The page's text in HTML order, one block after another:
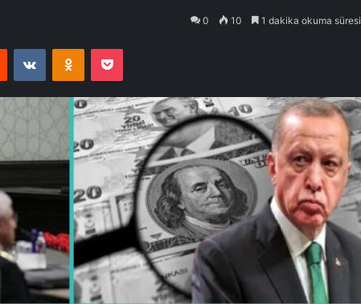
0 10 1 dakika okuma süresi
Reddit VKontakteOdnoklassniki
Pocket